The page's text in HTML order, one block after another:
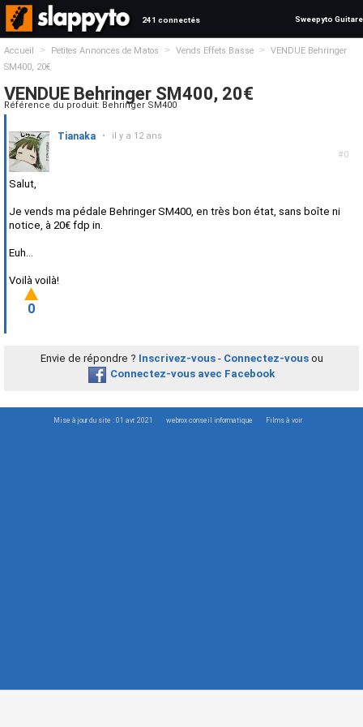
241 connectés Sweepyto Guitare
Accueil > Petites Annonces de Matos > Vends Effets Basse >
VENDUE Behringer
SM400, 20€
VENDUE Behringer SM400, 20€
Référence du produit: Behringer SM400
#0
Tianaka • il y a 12 ans
Salut,
Je vends ma pédale Behringer SM400, en très bon état, sans boîte ni
notice, à 20€ fdp in.
Euh...
Voilà voilà!
0
Envie de répondre ? Inscrivez-vous- Connectez-vousou
Connectez-vous avec Facebook
Mise à jour du site : 01 avr. 2021 webrox conseil informatique Films à voir